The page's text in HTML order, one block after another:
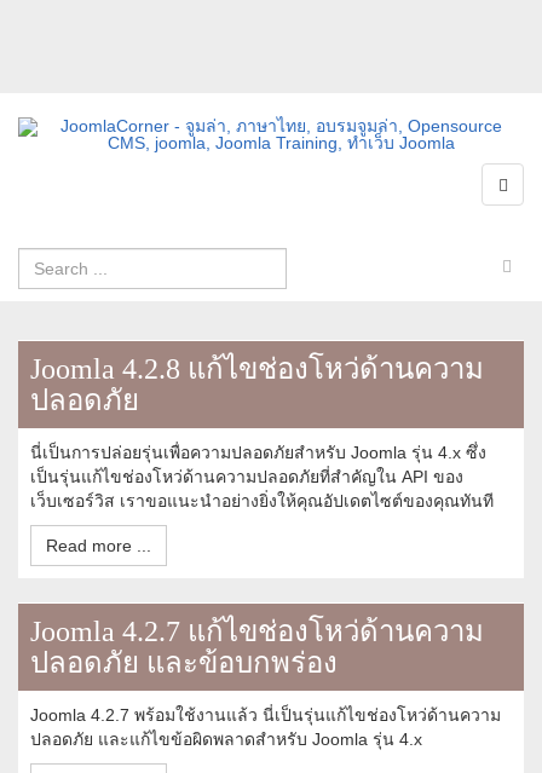
Joomla 4.2.8 แก้ไขช่องโหว่ด้านความ
ปลอดภัย
นี่เป็นการปล่อยรุ่นเพื่อความปลอดภัยสำหรับ Joomla รุ่น 4.x ซึ่ง
เป็นรุ่นแก้ไขช่องโหว่ด้านความปลอดภัยที่สำคัญใน API ของ
เว็บเซอร์วิส เราขอแนะนำอย่างยิ่งให้คุณอัปเดตไซต์ของคุณทันที
Read more ...
Joomla 4.2.7 แก้ไขช่องโหว่ด้านความ
ปลอดภัย และข้อบกพร่อง
Joomla 4.2.7 พร้อมใช้งานแล้ว นี่เป็นรุ่นแก้ไขช่องโหว่ด้านความ
ปลอดภัย และแก้ไขข้อผิดพลาดสำหรับ Joomla รุ่น 4.x